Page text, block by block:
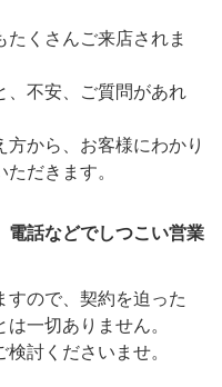
くさんご来店されま
、不安、ご質問があれ
から、お客様にわかり
だきます。
電話などでしつこい営業
すので、契約を迫った
一切ありません。
討くださいませ。